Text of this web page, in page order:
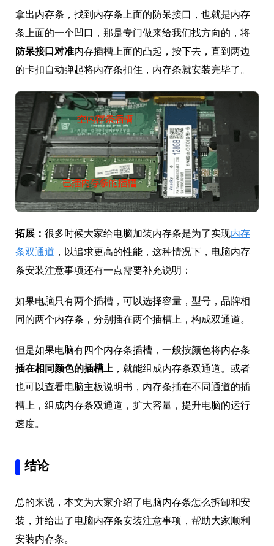
拿出内存条，找到内存条上面的防呆接口，也就是内存
条上面的一个凹口，那是专门做来给我们找方向的，将
防呆接口对准内存插槽上面的凸起，按下去，直到两边
的卡扣自动弹起将内存条扣住，内存条就安装完毕了。
拓展： 很多时候大家给电脑加装内存条是为了实现内存
条双通道 ，以追求更高的性能，这种情况下，电脑内存
条安装注意事项还有一点需要补充说明：
如果电脑只有两个插槽，可以选择容量，型号，品牌相
同的两个内存条，分别插在两个插槽上，构成双通道。
但是如果电脑有四个内存条插槽，一般按颜色将内存条
插在相同颜色的插槽上 ，就能组成内存条双通道。或者
也可以查看电脑主板说明书，内存条插在不同通道的插
槽上，组成内存条双通道，扩大容量，提升电脑的运行
速度。
结论
总的来说，本文为大家介绍了电脑内存条怎么拆卸和安
装，并给出了电脑内存条安装注意事项，帮助大家顺利
安装内存条。